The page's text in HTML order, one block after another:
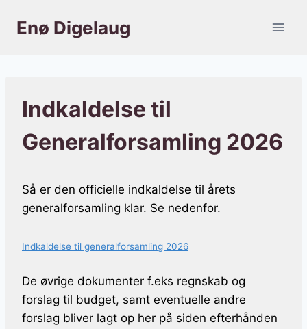
Enø Digelaug
Indkaldelse til
Generalforsamling 2026
Så er den officielle indkaldelse til årets
generalforsamling klar. Se nedenfor.
Indkaldelse til generalforsamling 2026
De øvrige dokumenter f.eks regnskab og
forslag til budget, samt eventuelle andre
forslag bliver lagt op her på siden efterhånden